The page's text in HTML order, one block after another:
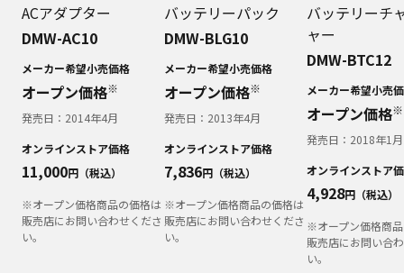
いる説明書の記載内容と、お客様がお持ちの商品
の仕様がその後のマイナーチェンジにより、異な
る場合があります。本ウェブサイトに公開されて
いる取扱説明書の内容とお手持ちの商品の仕様に
相違がある場合は、ご購入店、お近くの当社商品
の取扱店、または当社サービス会社に直接お問い
合わせください。また、商品に同梱される取扱説
明書が改訂されている場合、当社の選択により、
予告なく、発売当初のものに代えて、改訂版を本
ウェブサイトに掲載する場合もあります。ただ
し、本ウェブサイトに公開されている取扱説明書
は、商品本体に同梱する取扱説明書の変更の度に
修正・更新するものではありません。
商品には、取扱説明書を補足する操作ガイドなど
ACアダプター
DMW-AC10
メーカー希望小売価格
オープン価格※
発売日： 2014年4月
オンラインストア価格
11,000円（税込）
※オープン価格商品の価格は
販売店にお問い合わせくださ
い。
バッテリーパック
DMW-BLG10
メーカー希望小売価格
オープン価格※
発売日： 2013年4月
オンラインストア価格
7,836円（税込）
※オープン価格商品の価格は
販売店にお問い合わせくださ
い。
バッテリーチ
ャー
DMW-BTC12
メーカー希望小売
オープン価格※
発売日： 2018年1月
オンラインストア
4,928円（税込）
※オープン価格商
販売店にお問い合
い。